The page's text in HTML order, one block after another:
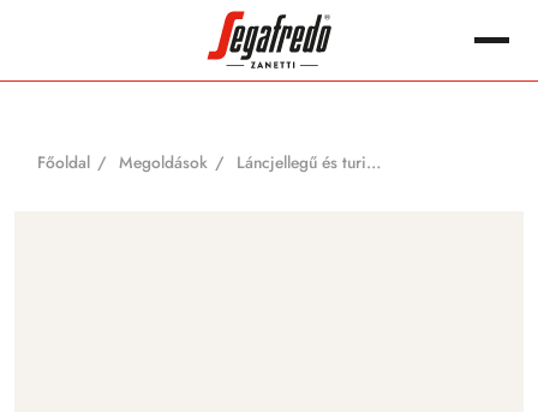
Főoldal Megoldások Láncjellegű és turisztikai vendéglátás